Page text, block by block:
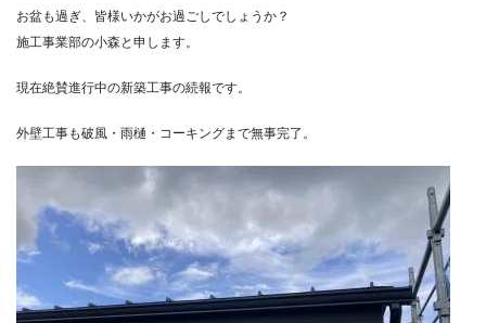
お盆も過ぎ、皆様いかがお過ごしでしょうか？
施工事業部の小森と申します。
現在絶賛進行中の新築工事の続報です。
外壁工事も破風・雨樋・コーキングまで無事完了。